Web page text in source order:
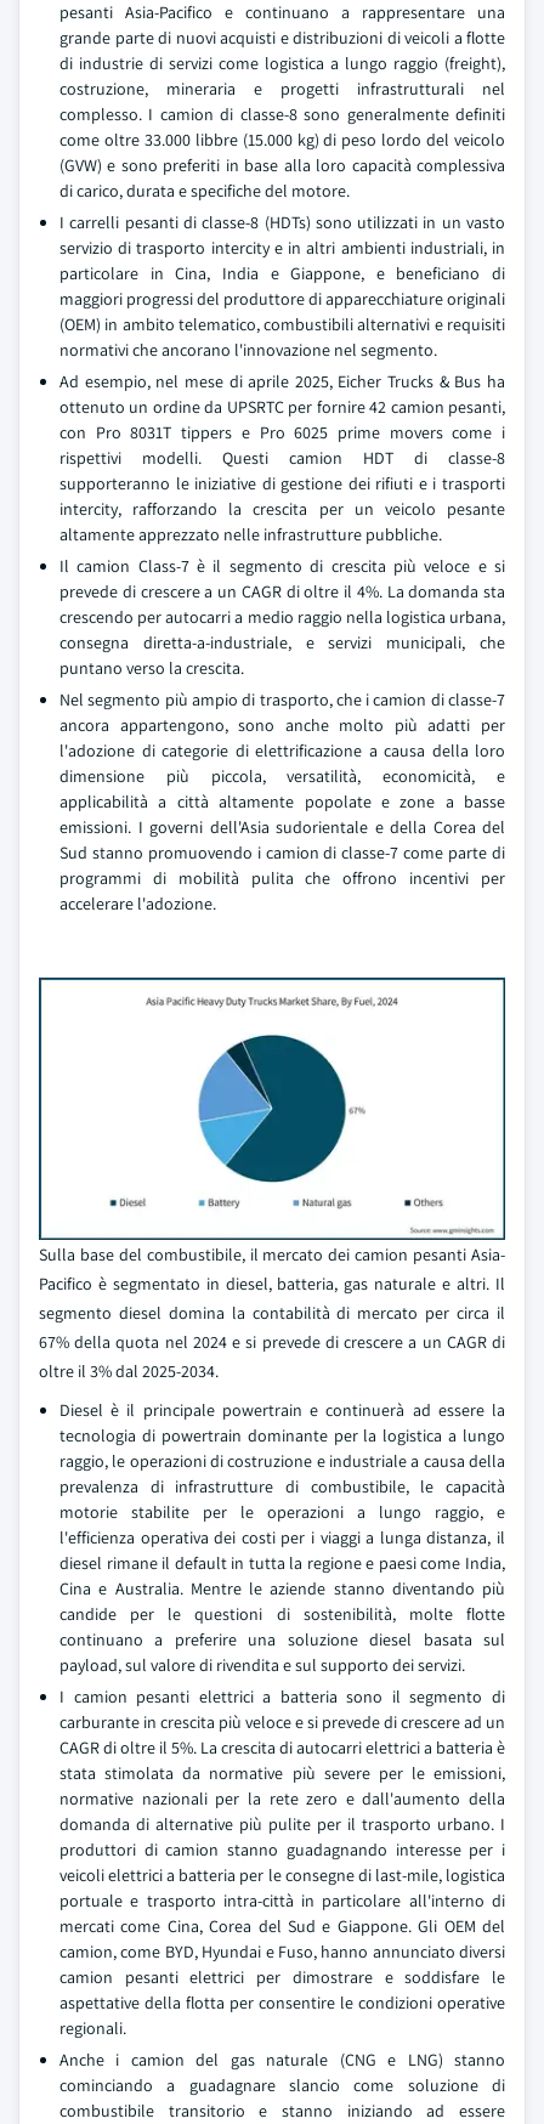
pesanti Asia-Pacifico e continuano a rappresentare una
grande parte di nuovi acquisti e distribuzioni di veicoli a flotte
di industrie di servizi come logistica a lungo raggio (freight),
costruzione, mineraria e progetti infrastrutturali nel
complesso. I camion di classe-8 sono generalmente definiti
come oltre 33.000 libbre (15.000 kg) di peso lordo del veicolo
(GVW) e sono preferiti in base alla loro capacità complessiva
di carico, durata e specifiche del motore.
I carrelli pesanti di classe-8 (HDTs) sono utilizzati in un vasto
servizio di trasporto intercity e in altri ambienti industriali, in
particolare in Cina, India e Giappone, e beneficiano di
maggiori progressi del produttore di apparecchiature originali
(OEM) in ambito telematico, combustibili alternativi e requisiti
normativi che ancorano l'innovazione nel segmento.
Ad esempio, nel mese di aprile 2025, Eicher Trucks & Bus ha
ottenuto un ordine da UPSRTC per fornire 42 camion pesanti,
con Pro 8031T tippers e Pro 6025 prime movers come i
rispettivi modelli. Questi camion HDT di classe-8
supporteranno le iniziative di gestione dei rifiuti e i trasporti
intercity, rafforzando la crescita per un veicolo pesante
altamente apprezzato nelle infrastrutture pubbliche.
Il camion Class-7 è il segmento di crescita più veloce e si
prevede di crescere a un CAGR di oltre il 4%. La domanda sta
crescendo per autocarri a medio raggio nella logistica urbana,
consegna diretta-a-industriale, e servizi municipali, che
puntano verso la crescita.
Nel segmento più ampio di trasporto, che i camion di classe-7
ancora appartengono, sono anche molto più adatti per
l'adozione di categorie di elettrificazione a causa della loro
dimensione più piccola, versatilità, economicità, e
applicabilità a città altamente popolate e zone a basse
emissioni. I governi dell'Asia sudorientale e della Corea del
Sud stanno promuovendo i camion di classe-7 come parte di
programmi di mobilità pulita che offrono incentivi per
accelerare l'adozione.
Sulla base del combustibile, il mercato dei camion pesanti Asia-
Pacifico è segmentato in diesel, batteria, gas naturale e altri. Il
segmento diesel domina la contabilità di mercato per circa il
67% della quota nel 2024 e si prevede di crescere a un CAGR di
oltre il 3% dal 2025-2034.
Diesel è il principale powertrain e continuerà ad essere la
tecnologia di powertrain dominante per la logistica a lungo
raggio, le operazioni di costruzione e industriale a causa della
prevalenza di infrastrutture di combustibile, le capacità
motorie stabilite per le operazioni a lungo raggio, e
l'efficienza operativa dei costi per i viaggi a lunga distanza, il
diesel rimane il default in tutta la regione e paesi come India,
Cina e Australia. Mentre le aziende stanno diventando più
candide per le questioni di sostenibilità, molte flotte
continuano a preferire una soluzione diesel basata sul
payload, sul valore di rivendita e sul supporto dei servizi.
I camion pesanti elettrici a batteria sono il segmento di
carburante in crescita più veloce e si prevede di crescere ad un
CAGR di oltre il 5%. La crescita di autocarri elettrici a batteria è
stata stimolata da normative più severe per le emissioni,
normative nazionali per la rete zero e dall'aumento della
domanda di alternative più pulite per il trasporto urbano. I
produttori di camion stanno guadagnando interesse per i
veicoli elettrici a batteria per le consegne di last-mile, logistica
portuale e trasporto intra-città in particolare all'interno di
mercati come Cina, Corea del Sud e Giappone. Gli OEM del
camion, come BYD, Hyundai e Fuso, hanno annunciato diversi
camion pesanti elettrici per dimostrare e soddisfare le
aspettative della flotta per consentire le condizioni operative
regionali.
Anche i camion del gas naturale (CNG e LNG) stanno
cominciando a guadagnare slancio come soluzione di
combustibile transitorio e stanno iniziando ad essere